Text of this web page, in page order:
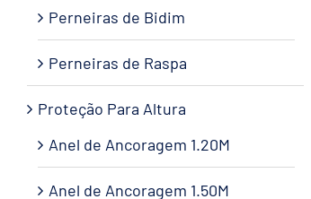
Perneiras de Bidim
Perneiras de Raspa
Proteção Para Altura
Anel de Ancoragem 1.20M
Anel de Ancoragem 1.50M